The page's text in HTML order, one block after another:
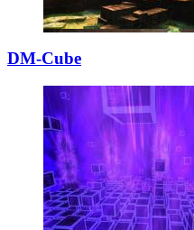
DM-Cube